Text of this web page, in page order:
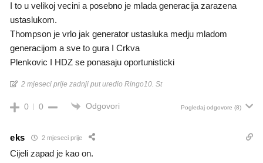
I to u velikoj vecini a posebno je mlada generacija zarazena
ustaslukom.
Thompson je vrlo jak generator ustasluka medju mladom
generacijom a sve to gura I Crkva
Plenkovic I HDZ se ponasaju oportunisticki
2 mjeseci prije zadnji put uredio Ringo10. St
0 0 Odgovori Pogledaj odgovore (8)
eks 2 mjeseci prije
Cijeli zapad je kao on.